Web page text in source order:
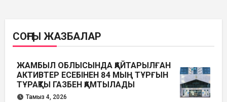
СОҢҒЫ ЖАЗБАЛАР
ЖАМБЫЛ ОБЛЫСЫНДА ҚАЙТАРЫЛҒАН
АКТИВТЕР ЕСЕБІНЕН 84 МЫҢ ТҰРҒЫН
ТҰРАҚТЫ ГАЗБЕН ҚАМТЫЛАДЫ
Тамыз 4, 2026